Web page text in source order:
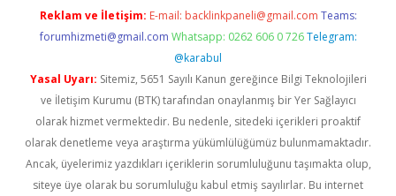
Reklam ve İletişim: E-mail: backlinkpaneli@gmail.com Teams:
forumhizmeti@gmail.com Whatsapp: 0262 606 0 726 Telegram:
@karabul
Yasal Uyarı: Sitemiz, 5651 Sayılı Kanun gereğince Bilgi Teknolojileri
ve İletişim Kurumu (BTK) tarafından onaylanmış bir Yer Sağlayıcı
olarak hizmet vermektedir. Bu nedenle, sitedeki içerikleri proaktif
olarak denetleme veya araştırma yükümlülüğümüz bulunmamaktadır.
Ancak, üyelerimiz yazdıkları içeriklerin sorumluluğunu taşımakta olup,
siteye üye olarak bu sorumluluğu kabul etmiş sayılırlar. Bu internet